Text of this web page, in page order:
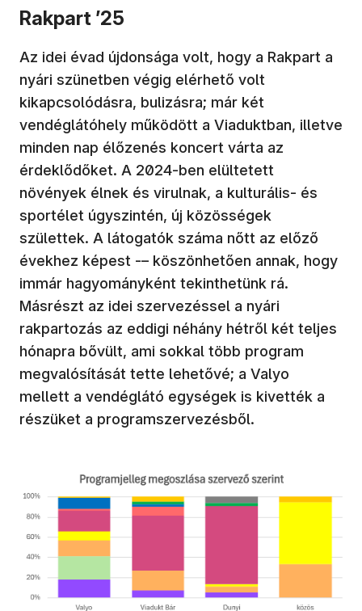
Rakpart ’25
Az idei évad újdonsága volt, hogy a Rakpart a
nyári szünetben végig elérhető volt
kikapcsolódásra, bulizásra; már két
vendéglátóhely működött a Viaduktban, illetve
minden nap élőzenés koncert várta az
érdeklődőket. A 2024-ben elültetett
növények élnek és virulnak, a kulturális- és
sportélet úgyszintén, új közösségek
születtek. A látogatók száma nőtt az előző
évekhez képest -– köszönhetően annak, hogy
immár hagyományként tekinthetünk rá.
Másrészt az idei szervezéssel a nyári
rakpartozás az eddigi néhány hétről két teljes
hónapra bővült, ami sokkal több program
megvalósítását tette lehetővé; a Valyo
mellett a vendéglátó egységek is kivették a
részüket a programszervezésből.